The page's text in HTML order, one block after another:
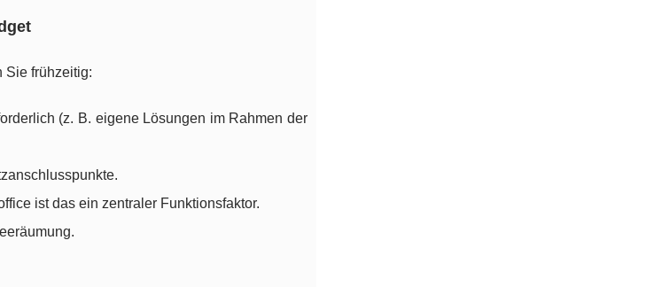
Sie frühzeitig:
(z. B. eigene Lösungen im Rahmen der
ist das ein zentraler Funktionsfaktor.